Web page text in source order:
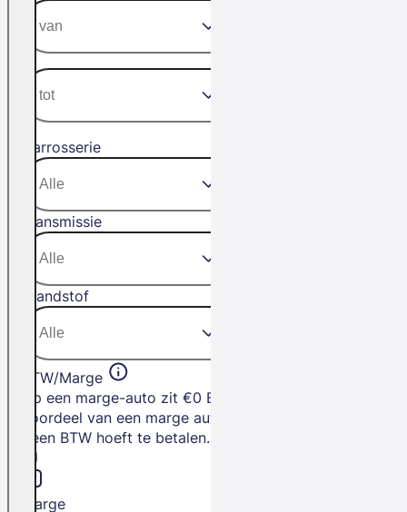
Carrosserie
Transmissie
Brandstof
BTW/Marge
Op een marge-auto zit €0 BTW. Het
voordeel van een marge auto is dat je
geen BTW hoeft te betalen.
Marge